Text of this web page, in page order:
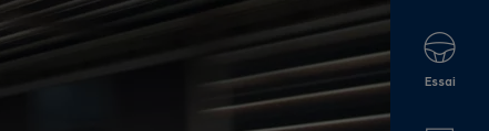
Essai